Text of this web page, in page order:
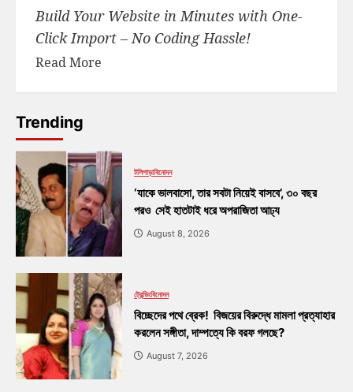
Build Your Website in Minutes with One-
Click Import – No Coding Hassle!
Read More
Trending
টলিপাড়াবিনোদন
‘যাকে ভালবাসো, তার সবটা নিয়েই বাসবে’, ৩০ বছর
পরও সেই হাতটাই ধরে অপরাজিতা আঢ্য
August 8, 2026
ট্রেন্ডিংবিনোদন
বিচ্ছেদের পথে ব্রেক! বিজয়ের বিরুদ্ধে মামলা প্রত্যাহার
করলেন সঙ্গীতা, দাম্পত্যে কি বরফ গলছে?
August 7, 2026